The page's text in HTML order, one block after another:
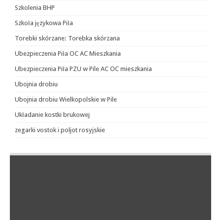
Szkolenia BHP
Szkoła językowa Piła
Torebki skórzane: Torebka skórzana
Ubezpieczenia Piła OC AC Mieszkania
Ubezpieczenia Piła PZU w Pile AC OC mieszkania
Ubojnia drobiu
Ubojnia drobiu Wielkopolskie w Pile
Układanie kostki brukowej
zegarki vostok i poljot rosyjskie